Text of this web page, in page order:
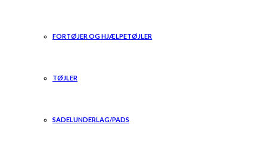
FORTØJER OG HJÆLPETØJLER
TØJLER
SADELUNDERLAG/PADS